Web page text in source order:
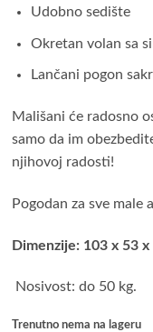
Udobno sedište
Okretan volan sa
Lančani pogon
Mališani će radosno
samo da im
njihovoj radosti!
Pogodan za sve
Dimenzije: 103 x 53 x
Nosivost: do 50 kg.
Trenutno nema na lageru